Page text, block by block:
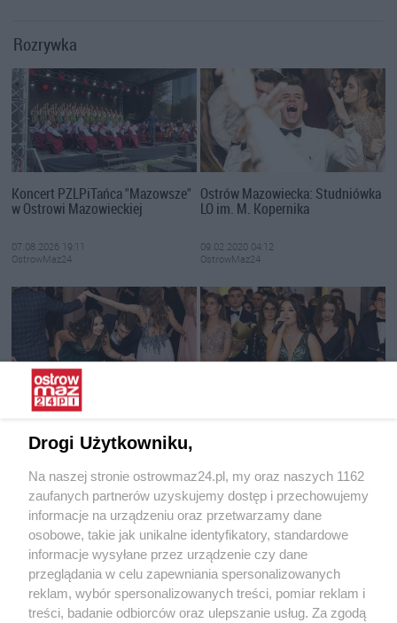
Rozrywka
Koncert PZLPiTańca "Mazowsze"
w Ostrowi Mazowieckiej
07.08.2026 19:11
OstrowMaz24
Ostrów Mazowiecka: Studniówka
LO im. M. Kopernika
09.02.2020 04:12
OstrowMaz24
Ostrów Mazowiecka: Studniówka
OstrowMaz24
OstrowMaz24
Drogi Użytkowniku,
Na naszej stronie ostrowmaz24.pl, my oraz naszych 1162
zaufanych partnerów uzyskujemy dostęp i przechowujemy
informacje na urządzeniu oraz przetwarzamy dane
osobowe, takie jak unikalne identyfikatory, standardowe
informacje wysyłane przez urządzenie czy dane
przeglądania w celu zapewniania spersonalizowanych
reklam, wybór spersonalizowanych treści, pomiar reklam i
treści, badanie odbiorców oraz ulepszanie usług. Za zgodą